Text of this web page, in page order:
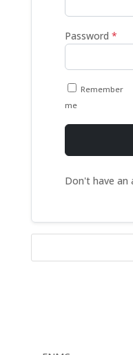
Password *
Remember
me
Don't have an